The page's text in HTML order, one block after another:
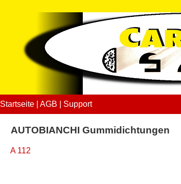
Startseite AGB Support
AUTOBIANCHI Gummidichtungen
A 112